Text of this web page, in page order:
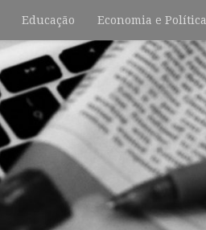
Educação Economia e Política